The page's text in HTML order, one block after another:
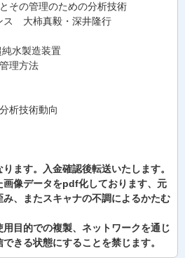
その管理のための分析技術
ス 大柿真毅・深井隆行
水製造装置
理方法
析技術動向
ます。入金確認後転送いたします。
画像データをpdf化しております、元
、またスキャナの不調によるかたむ
用目的での複製、ネットワークを通じ
きる状態にすることを禁じます。